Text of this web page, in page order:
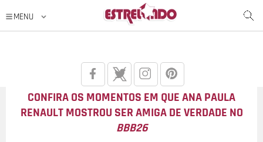
CONFIRA OS MOMENTOS EM QUE ANA PAULA
RENAULT MOSTROU SER AMIGA DE VERDADE NO
BBB26